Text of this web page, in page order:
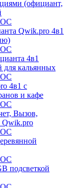
(официант,
ОС
Qwik.pro 4в1
ОС
4в1
для кальянных
ОС
4в1 с
и кафе
ОС
Вызов,
Qwik.pro
ОС
ОС
подсветкой